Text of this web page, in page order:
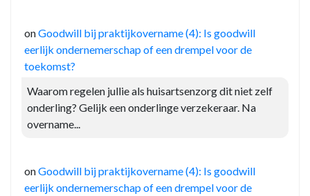
onGoodwill bij praktijkovername (4): Is goodwill
eerlijk ondernemerschap of een drempel voor de
toekomst?
Waarom regelen jullie als huisartsenzorg dit niet zelf
onderling? Gelijk een onderlinge verzekeraar. Na
overname...
onGoodwill bij praktijkovername (4): Is goodwill
eerlijk ondernemerschap of een drempel voor de